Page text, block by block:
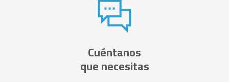
Cuéntanos
que necesitas